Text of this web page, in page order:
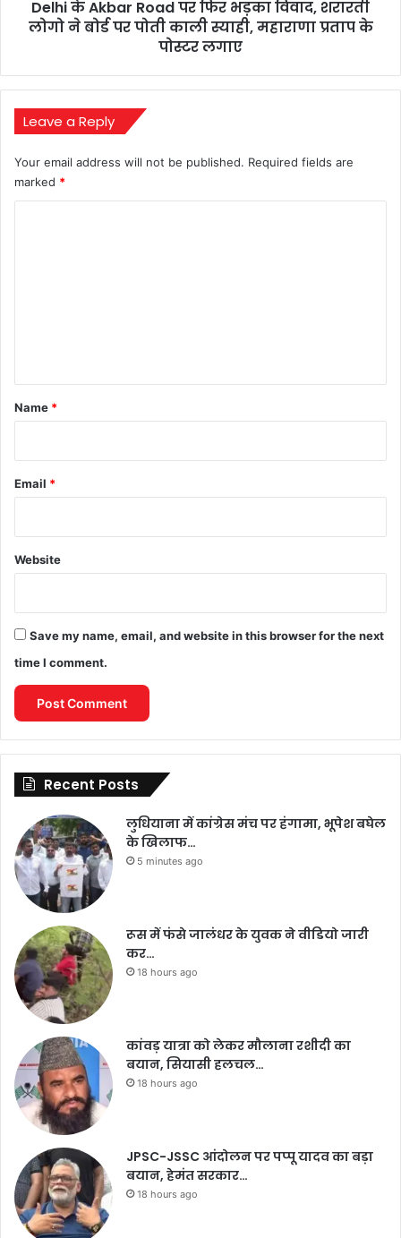
लोगो
पोती
स्याही,
महाराणा
प्रताप
Delhi के Akbar Road पर फिर भड़का विवाद, शरारती
लोगो ने बोर्ड पर पोती काली स्याही, महाराणा प्रताप के
पोस्टर लगाए
Leave a Reply
Your email address will not be published. Required fields are
marked *
*
Name *
Email *
Website
Save my name, email, and website in this browser for the next
time I comment.
Recent Posts
लुधियाना में कांग्रेस मंच पर हंगामा, भूपेश बघेल
के खिलाफ…
5 minutes ago
रूस में फंसे जालंधर के युवक ने वीडियो जारी
कर…
18 hours ago
कांवड़ यात्रा को लेकर मौलाना रशीदी का
बयान, सियासी हलचल…
18 hours ago
JPSC-JSSC आंदोलन पर पप्पू यादव का बड़ा
बयान, हेमंत सरकार…
18 hours ago